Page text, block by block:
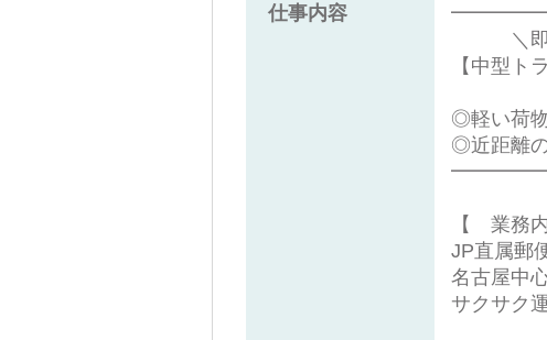
仕事内容
＼即戦
【中型ト
◎軽い荷
◎近距離
【 業務
JP直属郵
名古屋中
サクサク